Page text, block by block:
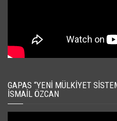
GAPAS “YENI MÜLKIYET
İSMAIL ÖZCAN